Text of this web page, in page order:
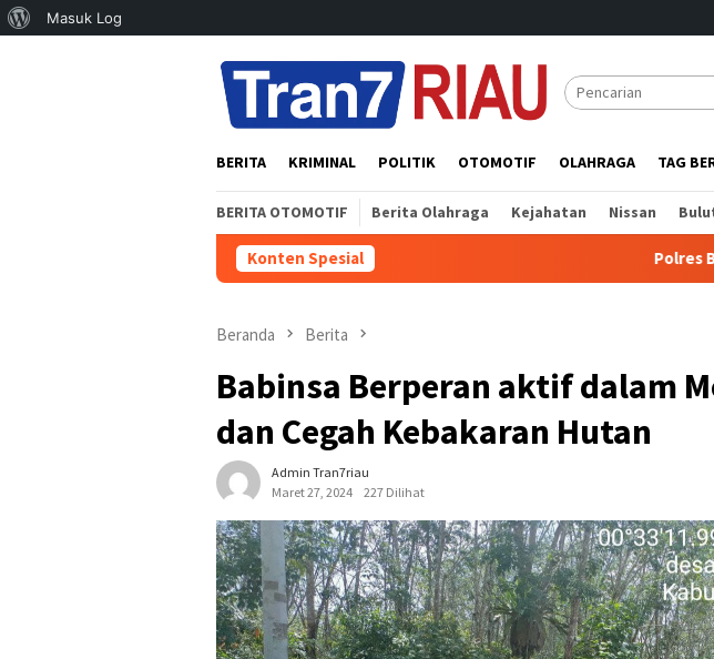
Tentang
Masuk Log
BERITA KRIMINAL POLITIK OTOMOTIF OLAHRAGA TAG
BERITA OTOMOTIF Berita Olahraga Kejahatan Nissan
Konten Spesial Polres Boyolali
Beranda Berita
Babinsa Berperan aktif dalam
dan Cegah Kebakaran Hutan
Admin Tran7riau
Maret 27, 2024
227 Dilihat